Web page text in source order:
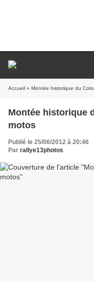
Accueil » Montée historique du
Montée historique
motos
Publié le 25/06/2012 à 20:46
Par rallye13photos